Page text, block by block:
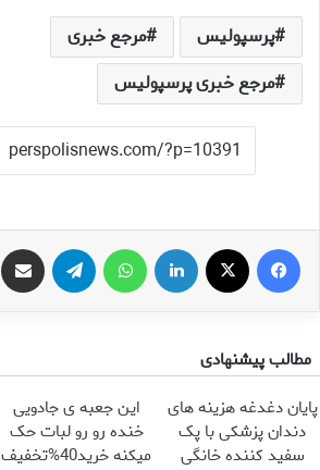
پرسپولیس
مرجع خبری
مرجع خبری پرسپولیس
فیس بوک لینکدین تلگرام
مطالب پیشنهادی
پایان دغدغه هزینه های
دندان پزشکی با پک
سفید کننده خانگی
این جعبه ی جادویی
خنده رو رو لبات حک
میکنه خرید40%تخفیف